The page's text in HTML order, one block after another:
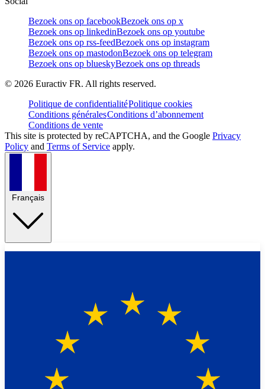
Bezoek ons op facebookBezoek ons op x
Bezoek ons op linkedinBezoek ons op youtube
Bezoek ons op rss-feedBezoek ons op instagram
Bezoek ons op mastodonBezoek ons op telegram
Bezoek ons op blueskyBezoek ons op threads
© 2026 Euractiv FR. All rights reserved.
Politique de confidentialitéPolitique cookies
Conditions généralesConditions d’abonnement
Conditions de vente
This site is protected by reCAPTCHA, and the Google Privacy
Policy and Terms of Service apply.
Français